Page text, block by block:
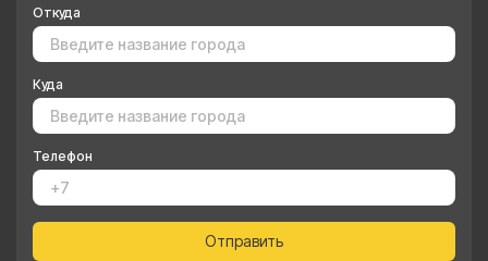
Откуда
Куда
Телефон